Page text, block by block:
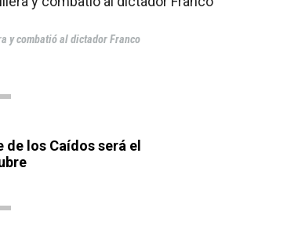
y combatió al dictador Franco
de los Caídos será el